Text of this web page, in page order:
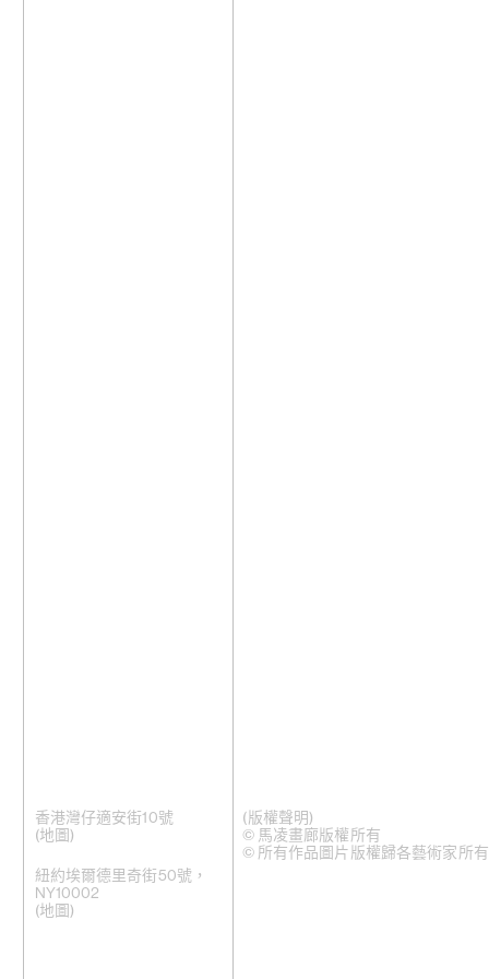
香港灣仔適安街10號
(地圖 )
紐約埃爾德里奇街50號，
NY10002
(地圖)
(版權聲明)
© 馬凌畫廊版權所有
© 所有作品圖片版權歸各藝術家所有